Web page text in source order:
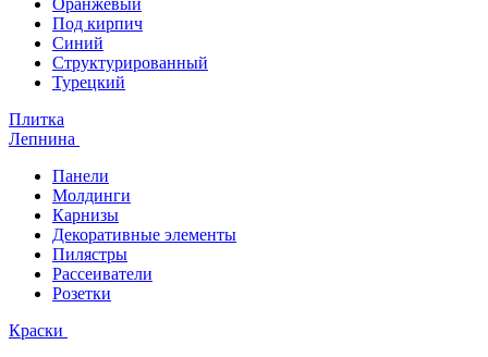
Оранжевый
Под кирпич
Синий
Структурированный
Турецкий
Плитка
Лепнина
Панели
Молдинги
Карнизы
Декоративные элементы
Пилястры
Рассеиватели
Розетки
Краски